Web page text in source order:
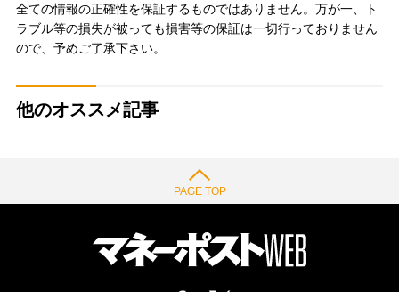
全ての情報の正確性を保証するものではありません。万が一、ト
ラブル等の損失が被っても損害等の保証は一切行っておりません
ので、予めご了承下さい。
他のオススメ記事
PAGE TOP